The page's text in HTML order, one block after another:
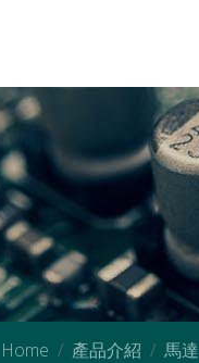
Home 產品介紹 馬達